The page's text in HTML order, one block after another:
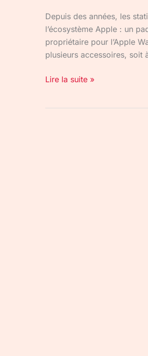
Depuis des années, les
l’écosystème Apple : un
propriétaire pour l’Apple
plusieurs accessoires, soit
Lire la suite »